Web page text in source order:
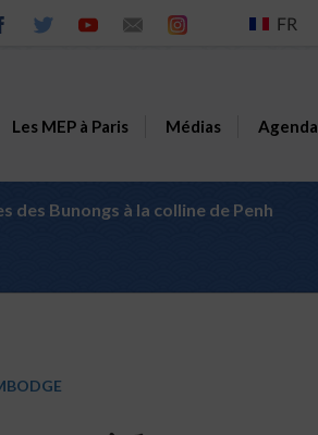
FR
Les MEP à Paris Médias Agenda
des Bunongs à la colline de Penh